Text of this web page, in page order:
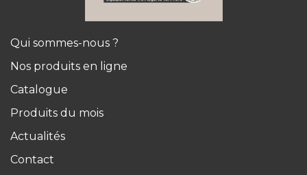
Qui sommes-nous ?
Nos produits en ligne
Catalogue
Produits du mois
Actualités
Contact